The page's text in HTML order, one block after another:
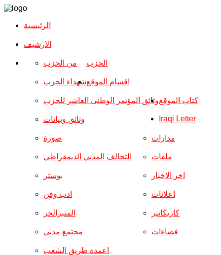
الرئيسية
الارشیف
الحزب من الحزب
شهداء الحزب
وثائق المؤتمر الوطني العاشر للحزب
وثائق وبيانات
اقسام الموقع
صورة
التحالف المدني الديمقراطي
بوستر
ادب وفن
المنبرالحر
مجتمع مدني
مدارات
ملفات
اخر الاخبار
اعلانات
كاريكاتير
فضاءات
اعمدة طريق الشعب
كتاب الموقع
Iraqi Letter